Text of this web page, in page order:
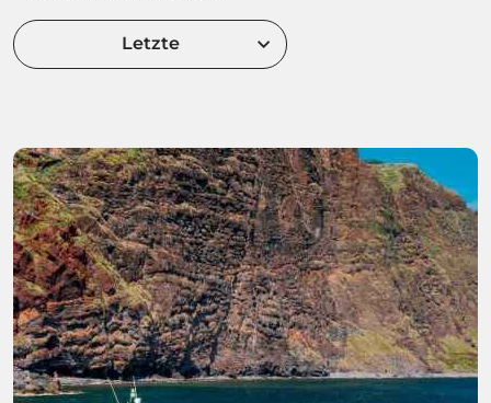
Letzte